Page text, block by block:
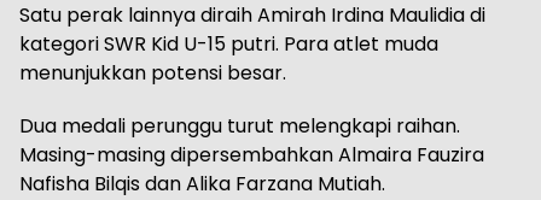
Satu perak lainnya diraih Amirah Irdina Maulidia di
kategori SWR Kid U-15 putri. Para atlet muda
menunjukkan potensi besar.
Dua medali perunggu turut melengkapi raihan.
Masing-masing dipersembahkan Almaira Fauzira
Nafisha Bilqis dan Alika Farzana Mutiah.